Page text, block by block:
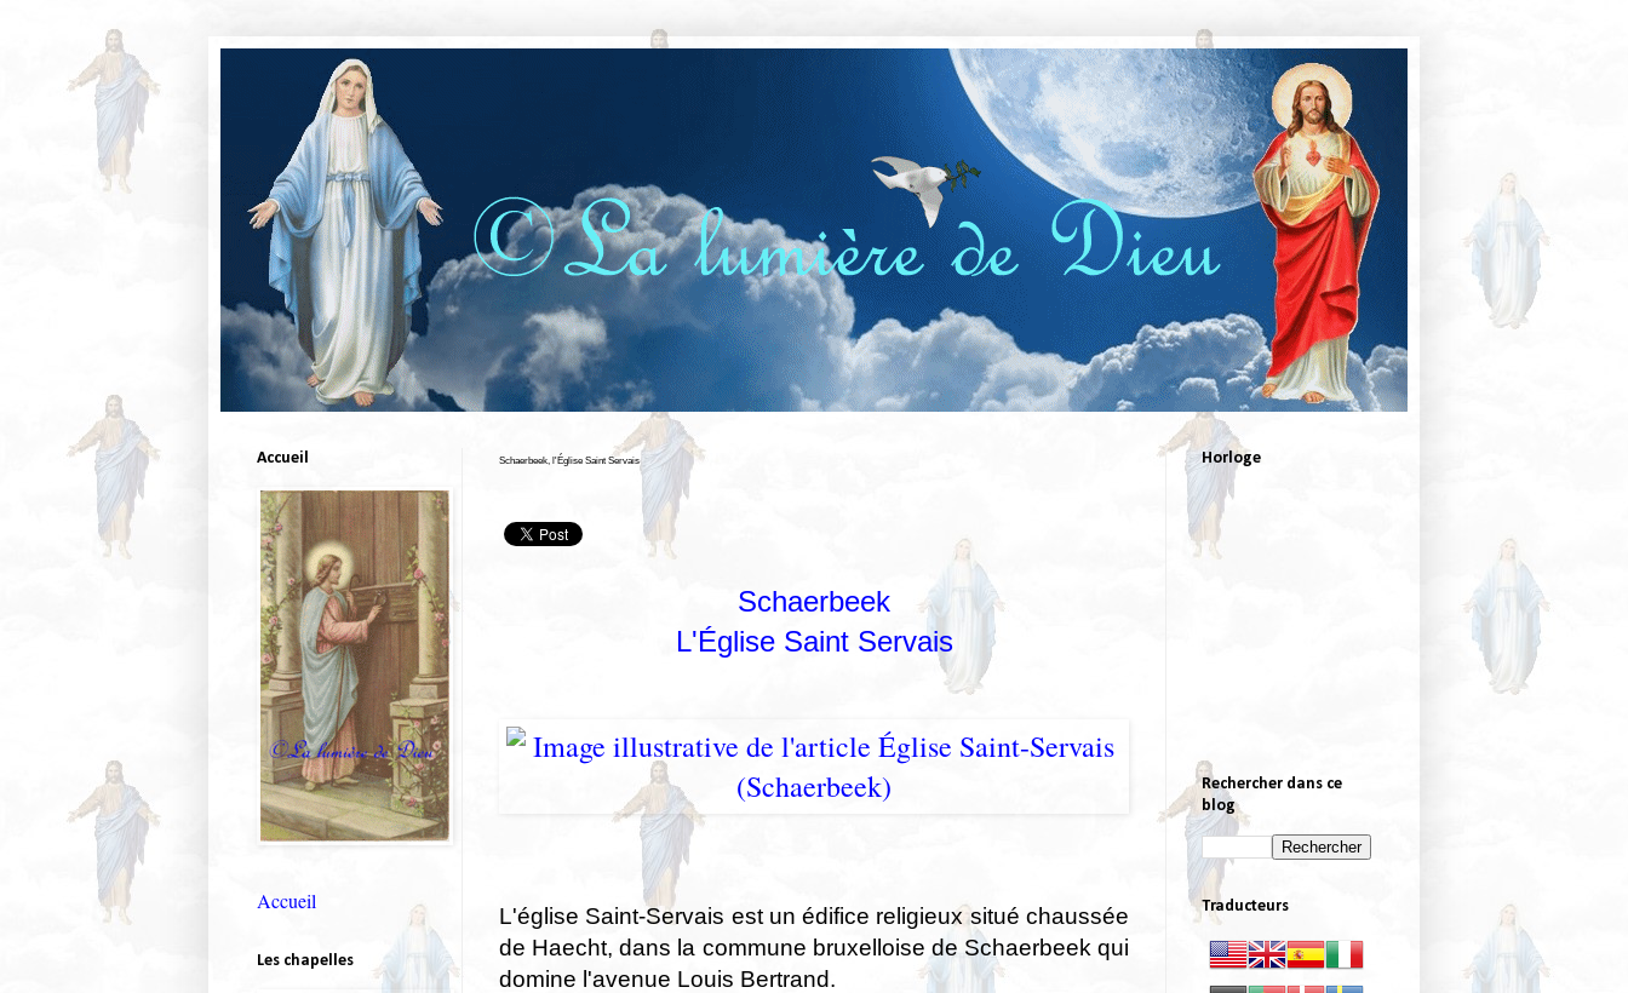
Schaerbeek, l'Église Saint Servais
Schaerbeek
L'Église Saint Servais
L'église Saint-Servais est un édifice religieux situé chaussée
de Haecht, dans la commune bruxelloise de Schaerbeek qui
domine l'avenue Louis Bertrand.
Accueil
Accueil
Les chapelles
Horloge
Rechercher dans ce
blog
Traducteurs